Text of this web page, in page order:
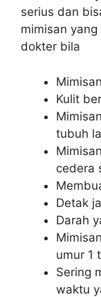
serius dan
mimisan
dokter bila
Kulit
tubuh
cedera
Detak
Darah
umur 1
Sering
waktu